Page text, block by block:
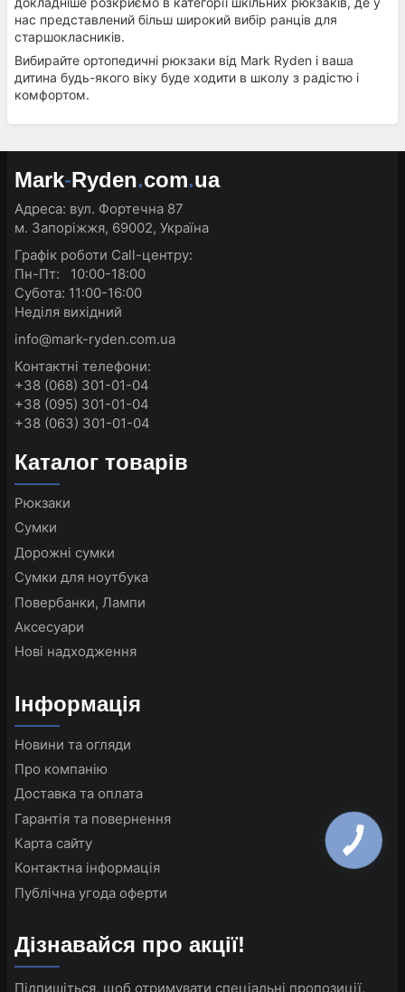
нас представлений більш широкий вибір ранців для
старшокласників.
Вибирайте ортопедичні рюкзаки від Mark Ryden і ваша
дитина будь-якого віку буде ходити в школу з радістю і
комфортом.
Mark-Ryden.com.ua
Адреса: вул. Фортечна 87
м. Запоріжжя, 69002, Україна
Графік роботи Call-центру:
Пн-Пт: 10:00-18:00
Субота: 11:00-16:00
Неділя вихідний
info@mark-ryden.com.ua
Контактні телефони:
+38 (068) 301-01-04
+38 (095) 301-01-04
+38 (063) 301-01-04
Каталог товарів
Рюкзаки
Сумки
Дорожні сумки
Сумки для ноутбука
Повербанки, Лампи
Аксесуари
Нові надходження
Інформація
Новини та огляди
Про компанію
Доставка та оплата
Гарантія та повернення
Карта сайту
Контактна інформація
Публічна угода оферти
Дізнавайся про акції!
Підпишіться, щоб отримувати спеціальні пропозиції,